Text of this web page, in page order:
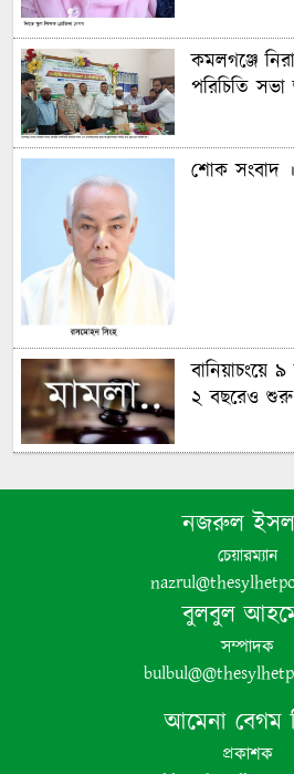
কমলগঞ্জে
পরিচিতি সভা
শোক সংবাদ
বানিয়াচংয়ে
২ বছরেও শুরু
অঙ্গীকার
পঞ্চগড়ে
নজরুল
চেয়ারম্যান
বুলবুল
সম্পাদক
আমেনা বেগম
প্রকাশক